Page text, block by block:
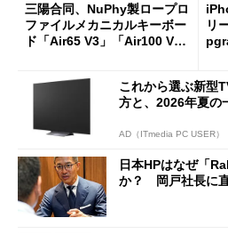
三陽合同、NuPhy製ロープロ
ファイルメカニカルキーボー
ド「Air65 V3」「Air100 V
リ
ut
これから選ぶ新型
方と、2026年夏の
AD（ITmedia PC USER）
日本HPはなぜ「
か？ 岡戸社長に